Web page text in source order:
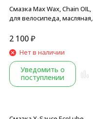
Смазка Max Wax, Chain OIL,
для велосипеда, масляная,
2 100₽
Нет в наличии
Уведомить о
поступлении